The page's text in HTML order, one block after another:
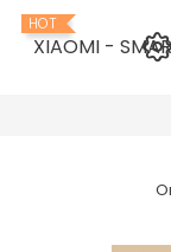
HOT
XIAOMI -